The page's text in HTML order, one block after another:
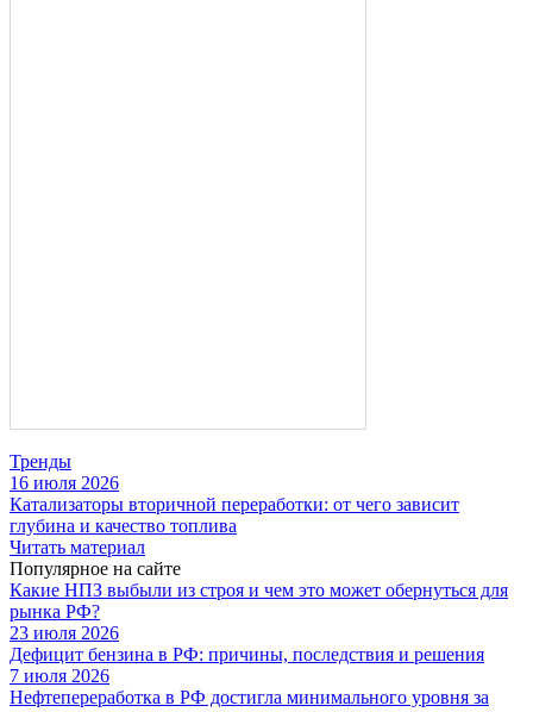
Тренды
16 июля 2026
Катализаторы вторичной переработки: от чего зависит
глубина и качество топлива
Читать материал
Популярное на сайте
Какие НПЗ выбыли из строя и чем это может обернуться для
рынка РФ?
23 июля 2026
Дефицит бензина в РФ: причины, последствия и решения
7 июля 2026
Нефтепереработка в РФ достигла минимального уровня за